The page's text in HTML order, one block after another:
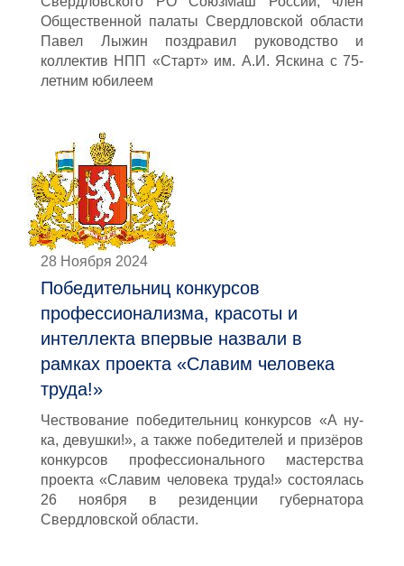
Общественной палаты Свердловской области
Павел Лыжин поздравил руководство и
коллектив НПП «Старт» им. А.И. Яскина с 75-
летним юбилеем
28 Ноября 2024
Победительниц конкурсов
профессионализма, красоты и
интеллекта впервые назвали в
рамках проекта «Славим человека
труда!»
Чествование победительниц конкурсов «А ну-
ка, девушки!», а также победителей и призёров
конкурсов профессионального мастерства
проекта «Славим человека труда!» состоялась
26 ноября в резиденции губернатора
Свердловской области.